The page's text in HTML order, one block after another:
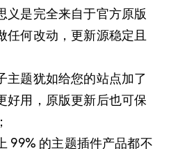
义是完全来自于官方原版
任何改动，更新源稳定且
主题犹如给您的站点加了
好用，原版更新后也可保
99% 的主题插件产品都不